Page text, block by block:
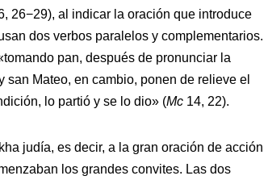
26−29), al indicar la oración que introduce
dos verbos paralelos y complementarios.
pan, después de pronunciar la
san Mateo, en cambio, ponen de relieve el
lo partió y se lo dio» (Mc 14, 22).
judía, es decir, a la gran oración de acción
los grandes convites. Las dos